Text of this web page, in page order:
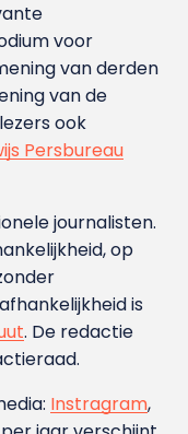
voor
van derden
van de
ook
Persbureau
journalisten.
op
is
. De redactie
Instragram,